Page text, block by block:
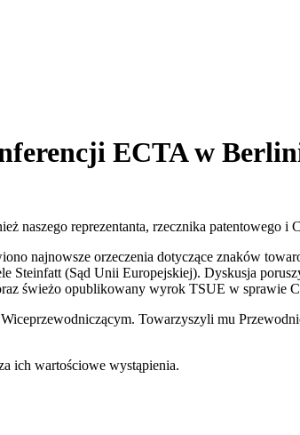
ECTA w
naszego reprezentanta, rzecznika patentowego i
najnowsze orzeczenia dotyczące znaków
(Sąd Unii Europejskiej). Dyskusja
świeżo opublikowany wyrok TSUE w sprawie
Towarzyszyli mu
ich wartościowe wystąpienia.